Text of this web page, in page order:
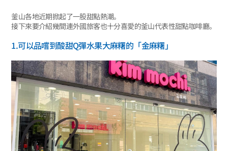
釜山各地近期掀起了一股甜點熱潮。
接下來要介紹幾間連外國旅客也十分喜愛的釜山代表性甜點咖啡廳。
1.可以品嚐到酸甜Q彈水果大麻糬的「金麻糬」